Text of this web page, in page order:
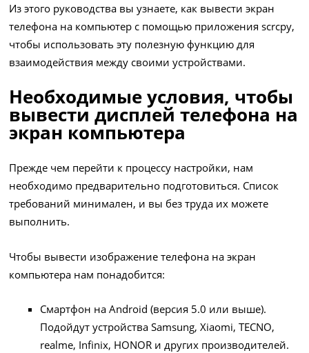
Из этого руководства вы узнаете, как вывести экран
телефона на компьютер с помощью приложения scrcpy,
чтобы использовать эту полезную функцию для
взаимодействия между своими устройствами.
Необходимые условия, чтобы
вывести дисплей телефона на
экран компьютера
Прежде чем перейти к процессу настройки, нам
необходимо предварительно подготовиться. Список
требований минимален, и вы без труда их можете
выполнить.
Чтобы вывести изображение телефона на экран
компьютера нам понадобится:
Смартфон на Android (версия 5.0 или выше).
Подойдут устройства Samsung, Xiaomi, TECNO,
realme, Infinix, HONOR и других производителей.